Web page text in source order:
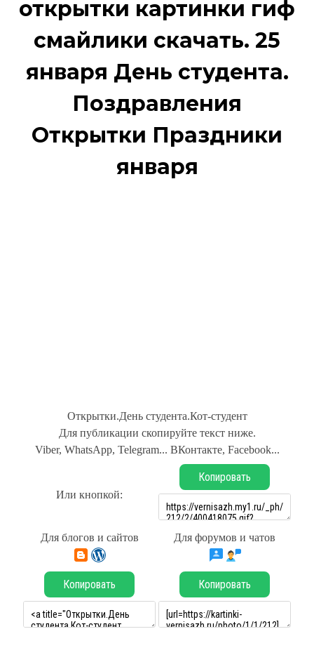
открытки картинки гиф
смайлики скачать. 25
января День студента.
Поздравления
Открытки Праздники
января
Открытки.День студента.Кот-студент
Для публикации скопируйте текст ниже.
Viber, WhatsApp, Telegram... ВКонтакте, Facebook...
Или кнопкой:
Копировать
Для блогов и сайтов Для форумов и чатов
Копировать Копировать